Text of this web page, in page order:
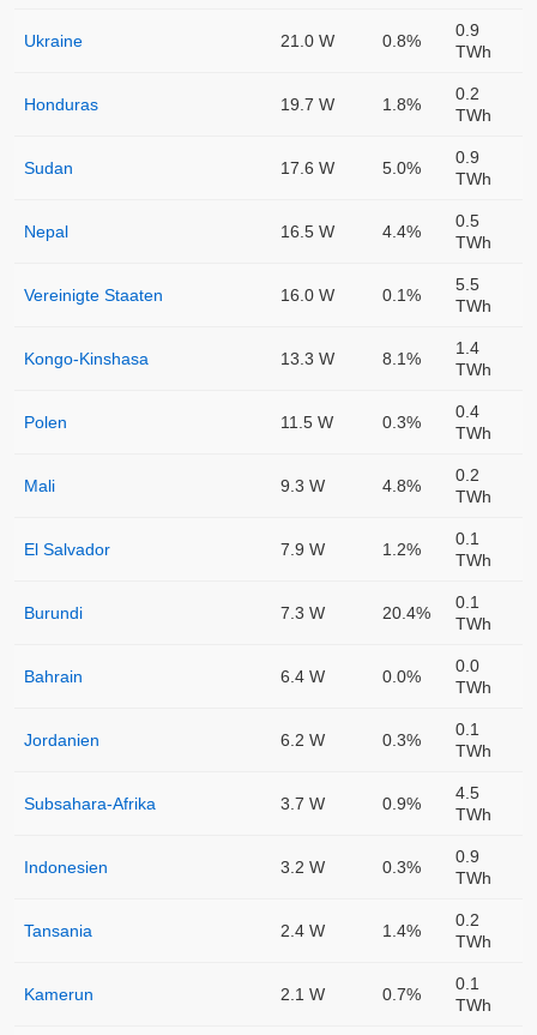
Ukraine 21.0 W 0.8%
0.9
TWh
Honduras 19.7 W 1.8%
0.2
TWh
Sudan 17.6 W 5.0%
0.9
TWh
Nepal 16.5 W 4.4%
0.5
TWh
Vereinigte Staaten 16.0 W 0.1%
5.5
TWh
Kongo-Kinshasa 13.3 W 8.1%
1.4
TWh
Polen 11.5 W 0.3%
0.4
TWh
Mali 9.3 W 4.8%
0.2
TWh
El Salvador 7.9 W 1.2%
0.1
TWh
Burundi 7.3 W 20.4%
0.1
TWh
Bahrain 6.4 W 0.0%
0.0
TWh
Jordanien 6.2 W 0.3%
0.1
TWh
Subsahara-Afrika 3.7 W 0.9%
4.5
TWh
Indonesien 3.2 W 0.3%
0.9
TWh
Tansania 2.4 W 1.4%
0.2
TWh
Kamerun 2.1 W 0.7%
0.1
TWh